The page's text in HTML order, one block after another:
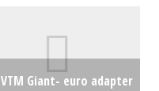
VTM Giant- euro adapter